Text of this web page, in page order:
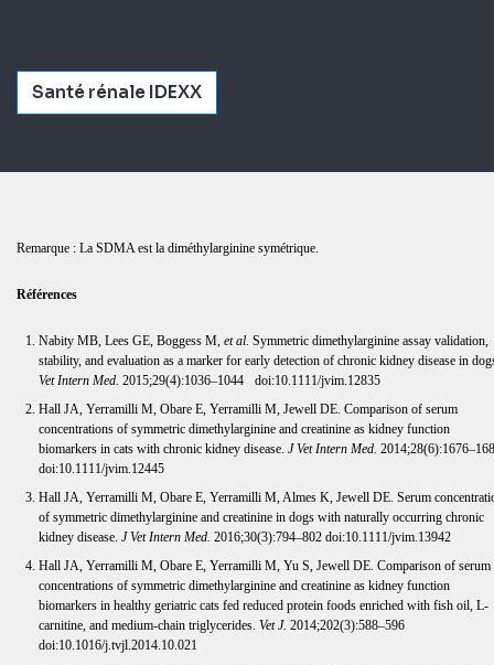
Santé rénale IDEXX
Remarque : La SDMA est la diméthylarginine symétrique.
Références
Nabity MB, Lees GE, Boggess M, et al. Symmetric dimethylarginine assay validation,
stability, and evaluation as a marker for early detection of chronic kidney disease in
Vet Intern Med. 2015;29(4):1036–1044 doi:10.1111/jvim.12835
Hall JA, Yerramilli M, Obare E, Yerramilli M, Jewell DE. Comparison of serum
concentrations of symmetric dimethylarginine and creatinine as kidney function
biomarkers in cats with chronic kidney disease. J Vet Intern Med.
doi:10.1111/jvim.12445
Hall JA, Yerramilli M, Obare E, Yerramilli M, Almes K, Jewell DE. Serum
of symmetric dimethylarginine and creatinine in dogs with naturally occurring chronic
kidney disease. J Vet Intern Med. 2016;30(3):794–802 doi:10.1111/jvim.13942
Hall JA, Yerramilli M, Obare E, Yerramilli M, Yu S, Jewell DE. Comparison of serum
concentrations of symmetric dimethylarginine and creatinine as kidney function
biomarkers in healthy geriatric cats fed reduced protein foods enriched with fish oil, L-
carnitine, and medium-chain triglycerides. Vet J. 2014;202(3):588–596
doi:10.1016/j.tvjl.2014.10.021